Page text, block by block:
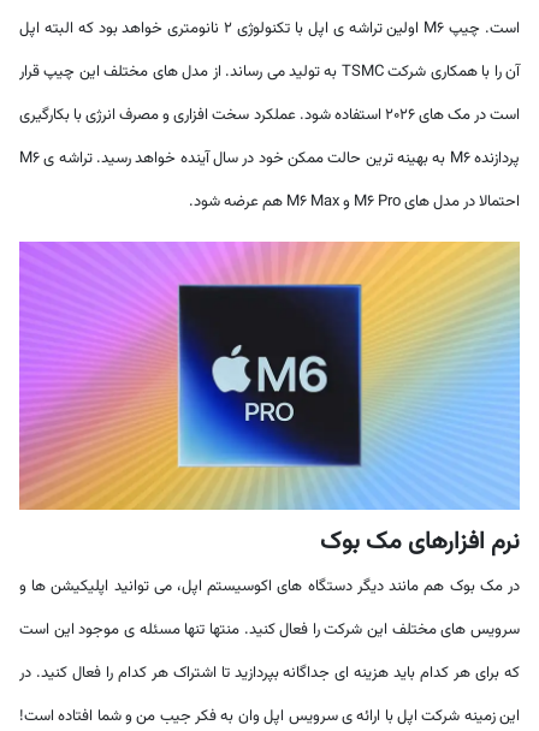
است. چیپ M6 اولین تراشه ی اپل با تکنولوژی 2 نانومتری خواهد بود که البته اپل
آن را با همکاری شرکت TSMC به تولید می رساند. از مدل های مختلف این چیپ قرار
است در مک های 2026 استفاده شود. عملکرد سخت افزاری و مصرف انرژی با بکارگیری
پردازنده M6 به بهینه ترین حالت ممکن خود در سال آینده خواهد رسید. تراشه ی M6
احتمالا در مدل های M6 Pro و M6 Max هم عرضه شود.
نرم افزارهای مک بوک
در مک بوک هم مانند دیگر دستگاه های اکوسیستم اپل، می توانید اپلیکیشن ها و
سرویس های مختلف این شرکت را فعال کنید. منتها تنها مسئله ی موجود این است
که برای هر کدام باید هزینه ای جداگانه بپردازید تا اشتراک هر کدام را فعال کنید. در
این زمینه شرکت اپل با ارائه ی سرویس اپل وان به فکر جیب من و شما افتاده است!